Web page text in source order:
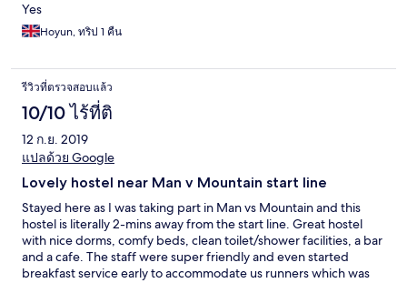
Yes
Hoyun, ทริป 1 คืน
รีวิวที่ตรวจสอบแล้ว
10/10 ไร้ที่ติ
12 ก.ย. 2019
แปลด้วย Google
Lovely hostel near Man v Mountain start line
Stayed here as I was taking part in Man vs Mountain and this
hostel is literally 2-mins away from the start line. Great hostel
with nice dorms, comfy beds, clean toilet/shower facilities, a bar
and a cafe. The staff were super friendly and even started
breakfast service early to accommodate us runners which was